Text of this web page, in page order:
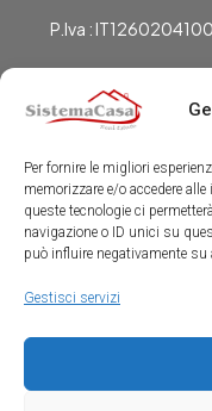
Per fornire le migliori
memorizzare e/o accedere
queste tecnologie ci
navigazione o ID unici su
può influire negativamente
Gestisci servizi
P.Iva :
Gli Uffici
Dal Lunedì al Venerdì:
9:00-13:00
15:30-19:30
Sabato: